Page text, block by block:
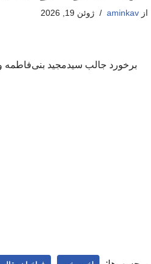
ازaminkav ژوئن 19, 2026
برخورد جالب سیدمجید